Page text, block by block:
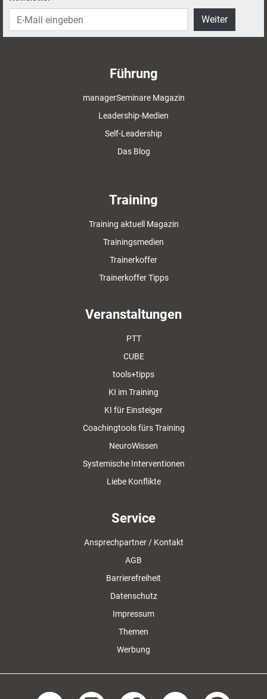
Weiter
Führung
managerSeminare Magazin
Leadership-Medien
Self-Leadership
Das Blog
Training
Training aktuell Magazin
Trainingsmedien
Trainerkoffer
Trainerkoffer Tipps
Veranstaltungen
PTT
CUBE
tools+tipps
KI im Training
KI für Einsteiger
Coachingtools fürs Training
NeuroWissen
Systemische Interventionen
Liebe Konflikte
Service
Ansprechpartner / Kontakt
AGB
Barrierefreiheit
Datenschutz
Impressum
Themen
Werbung